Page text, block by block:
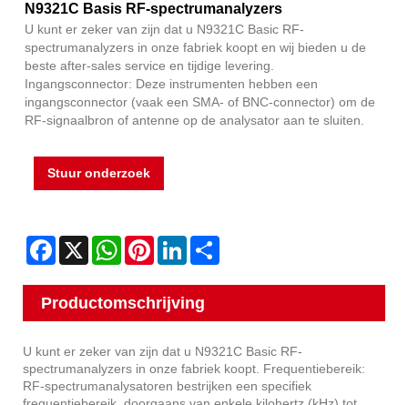
N9321C Basis RF-spectrumanalyzers
U kunt er zeker van zijn dat u N9321C Basic RF-
spectrumanalyzers in onze fabriek koopt en wij bieden u de
beste after-sales service en tijdige levering.
Ingangsconnector: Deze instrumenten hebben een
ingangsconnector (vaak een SMA- of BNC-connector) om de
RF-signaalbron of antenne op de analysator aan te sluiten.
Stuur onderzoek
Facebook
X WhatsAppPinterestLinkedIn
Productomschrijving
U kunt er zeker van zijn dat u N9321C Basic RF-
spectrumanalyzers in onze fabriek koopt. Frequentiebereik:
RF-spectrumanalysatoren bestrijken een specifiek